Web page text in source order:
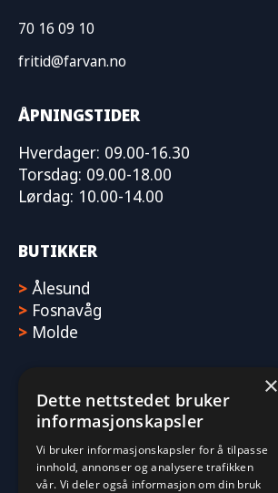
70 16 09 10
fritid@farvan.no
ÅPNINGSTIDER
Hverdager: 09.00-16.30
Torsdag: 09.00-18.00
Lørdag: 10.00-14.00
BUTIKKER
> Ålesund
> Fosnavåg
> Molde
×
Dette nettstedet bruker
informasjonskapsler
Vi bruker informasjonskapsler for å tilpasse
innhold, annonser og analysere trafikken
vår. Vi deler også informasjon om din bruk